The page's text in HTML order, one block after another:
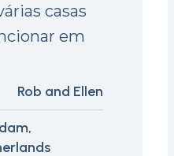
casas
em
Rob and Ellen